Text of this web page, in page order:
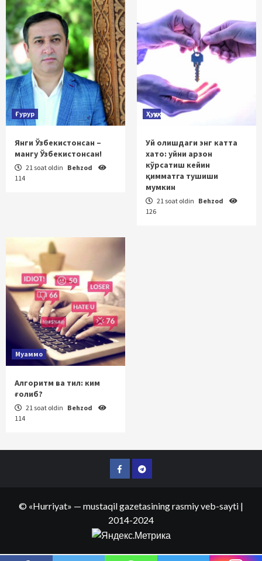
Ғурур
Янги Ўзбекистонсан –
мангу Ўзбекистонсан!
21 soat oldin Behzod
114
Ҳуқуқ
Уй олишдаги энг катта
хато: уйни арзон
кўрсатиш кейин
қимматга тушиши
мумкин
21 soat oldin Behzod
126
Муаммо
Алгоритм ва тил: ким
ғолиб?
21 soat oldin Behzod
114
FacebookTelegram
© «Hurriyat» — mustaqil gazetasining rasmiy veb-sayti |
2014-2024